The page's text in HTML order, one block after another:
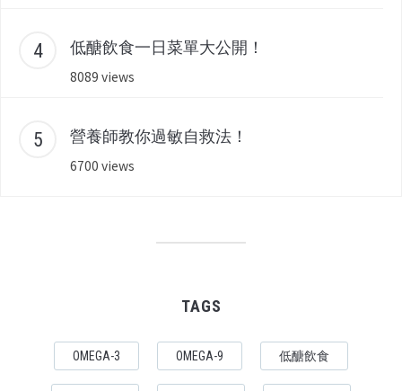
低醣飲食一日菜單大公開！
8089 views
營養師教你過敏自救法！
6700 views
TAGS
OMEGA-3 OMEGA-9 低醣飲食